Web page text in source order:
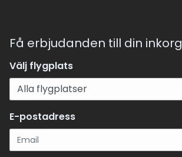
Få erbjudanden till din inkorg
Välj flygplats
E-postadress